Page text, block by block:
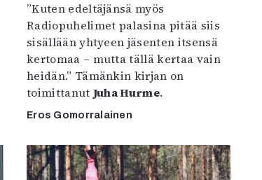
”Kuten edeltäjänsä myös
Radiopuhelimet palasina pitää siis
sisällään yhtyeen jäsenten itsensä
kertomaa – mutta tällä kertaa vain
heidän.” Tämänkin kirjan on
toimittanut Juha Hurme.
Eros Gomorralainen